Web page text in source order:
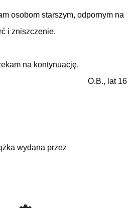
osobom starszym, odpornym na
i zniszczenie.
na kontynuację.
O.B., lat 16
wydana przez